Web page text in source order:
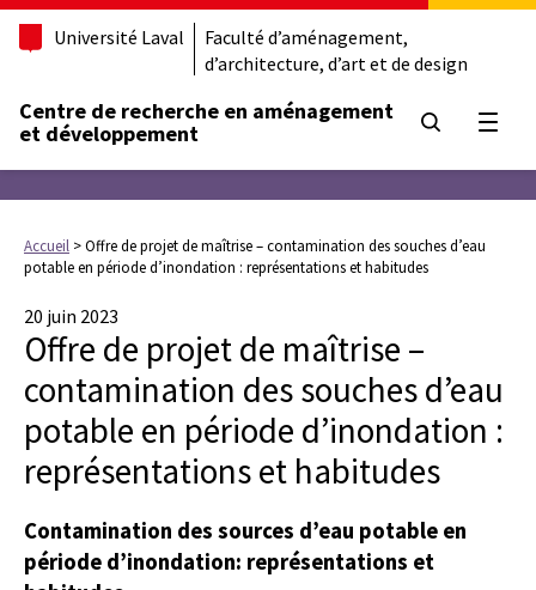
Université Laval
Faculté d’aménagement,
d’architecture, d’art et de design
Centre de recherche en aménagement
et développement
Accueil >Offre de projet de maîtrise – contamination des souches d’eau
potable en période d’inondation : représentations et habitudes
20 juin 2023
Offre de projet de maîtrise –
contamination des souches d’eau
potable en période d’inondation :
représentations et habitudes
Contamination des sources d’eau potable en
période d’inondation: représentations et